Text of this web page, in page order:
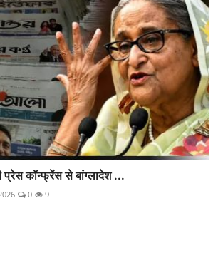
प्रेस कॉन्फ्रेंस से बांग्लादेश ...
0 9